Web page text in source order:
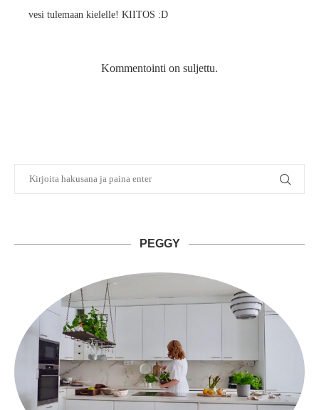
vesi tulemaan kielelle! KIITOS :D
Kommentointi on suljettu.
PEGGY